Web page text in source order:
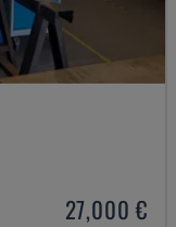
27,000 €